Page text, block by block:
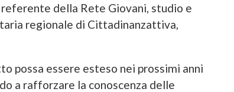
della Rete Giovani, studio e
regionale di Cittadinanzattiva,
possa essere esteso nei prossimi anni
a rafforzare la conoscenza delle